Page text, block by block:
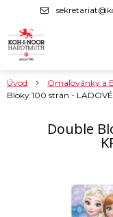
Úvod Omaľovánky a
Bloky 100 strán - LADOVÉ
Double